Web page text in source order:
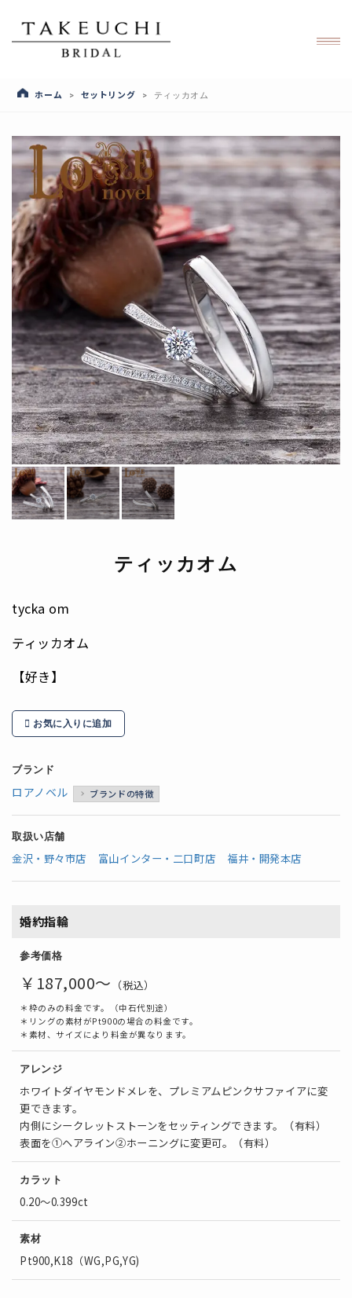
ホーム > セットリング > ティッカオム
ティッカオム
tycka om
ティッカオム
【好き】
お気に入りに追加
ブランド
ロアノベル ブランドの特徴
取扱い店舗
金沢・野々市店 富山インター・二口町店 福井・開発本店
婚約指輪
参考価格
￥187,000～ （税込）
＊枠のみの料金です。（中石代別途）
＊リングの素材がPt900の場合の料金です。
＊素材、サイズにより料金が異なります。
アレンジ
ホワイトダイヤモンドメレを、プレミアムピンクサファイアに変
更できます。
内側にシークレットストーンをセッティングできます。（有料）
表面を①ヘアライン②ホーニングに変更可。（有料）
カラット
0.20～0.399ct
素材
Pt900,K18（WG,PG,YG)